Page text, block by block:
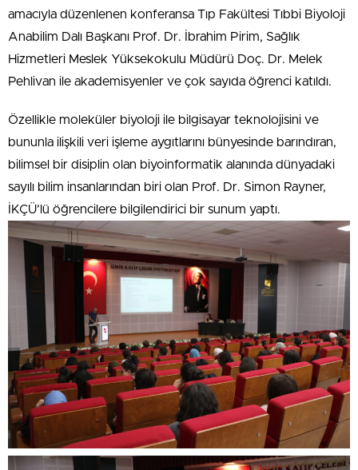
amacıyla düzenlenen konferansa Tıp Fakültesi Tıbbi Biyoloji
Anabilim Dalı Başkanı Prof. Dr. İbrahim Pirim, Sağlık
Hizmetleri Meslek Yüksekokulu Müdürü Doç. Dr. Melek
Pehlivan ile akademisyenler ve çok sayıda öğrenci katıldı.
Özellikle moleküler biyoloji ile bilgisayar teknolojisini ve
bununla ilişkili veri işleme aygıtlarını bünyesinde barındıran,
bilimsel bir disiplin olan biyoinformatik alanında dünyadaki
sayılı bilim insanlarından biri olan Prof. Dr. Simon Rayner,
İKÇÜ’lü öğrencilere bilgilendirici bir sunum yaptı.